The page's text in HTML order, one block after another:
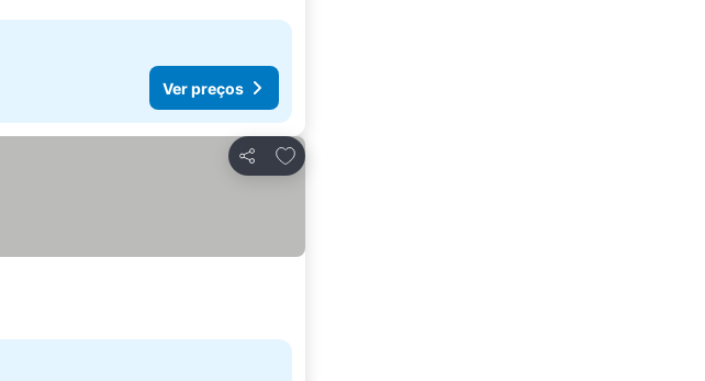
Ver preços
Partilhar
Adicionar aos favoritos